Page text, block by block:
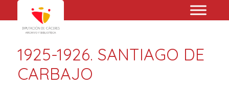
1925-1926. SANTIAGO DE
CARBAJO